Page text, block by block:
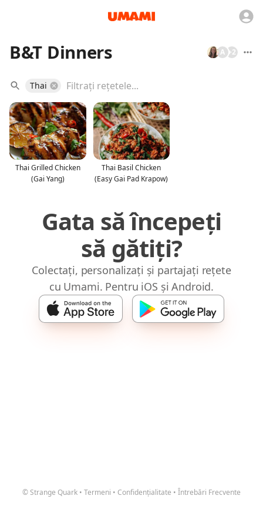
B&T Dinners +2
A
Thai
Thai Grilled Chicken
(Gai Yang)
Thai Basil Chicken
(Easy Gai Pad Krapow)
Gata să începeți
să gătiți?
Colectați, personalizați și partajați rețete
cu Umami. Pentru iOS și Android.
© Strange Quark • Termeni • Confidențialitate • Întrebări Frecvente